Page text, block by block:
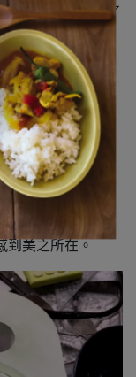
不複雜，所以髒了
。
模職人負責打
部分，
模具。
到美之所在。